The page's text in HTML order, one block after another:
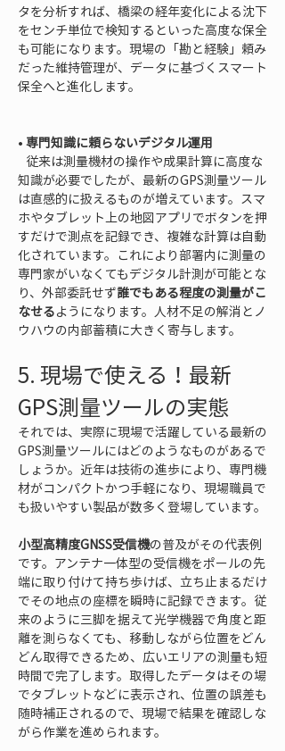
タを分析すれば、橋梁の経年変化による沈下
をセンチ単位で検知するといった高度な保全
も可能になります。現場の「勘と経験」頼み
だった維持管理が、データに基づくスマート
保全へと進化します。
• 専門知識に頼らないデジタル運用
知識が必要でしたが、最新のGPS測量ツール
は直感的に扱えるものが増えています。スマ
ホやタブレット上の地図アプリでボタンを押
すだけで測点を記録でき、複雑な計算は自動
化されています。これにより部署内に測量の
専門家がいなくてもデジタル計測が可能とな
り、外部委託せず誰でもある程度の測量がこ
なせるようになります。人材不足の解消とノ
ウハウの内部蓄積に大きく寄与します。
5. 現場で使える！最新
GPS測量ツールの実態
それでは、実際に現場で活躍している最新の
GPS測量ツールにはどのようなものがあるで
しょうか。近年は技術の進歩により、専門機
材がコンパクトかつ手軽になり、現場職員で
も扱いやすい製品が数多く登場しています。
小型高精度GNSS受信機の普及がその代表例
です。アンテナ一体型の受信機をポールの先
端に取り付けて持ち歩けば、立ち止まるだけ
でその地点の座標を瞬時に記録できます。従
来のように三脚を据えて光学機器で角度と距
離を測らなくても、移動しながら位置をどん
どん取得できるため、広いエリアの測量も短
時間で完了します。取得したデータはその場
でタブレットなどに表示され、位置の誤差も
随時補正されるので、現場で結果を確認しな
がら作業を進められます。